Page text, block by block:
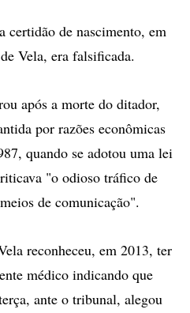
certidão de nascimento, em
Vela, era falsificada.
após a morte do ditador,
por razões econômicas
quando se adotou uma lei
"o odioso tráfico de
de comunicação".
reconheceu, em 2013, ter
médico indicando que
ante o tribunal, alegou